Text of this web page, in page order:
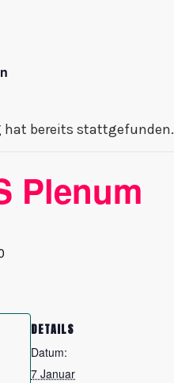
hat bereits stattgefunden.
Plenum
DETAILS
Datum:
7 Januar